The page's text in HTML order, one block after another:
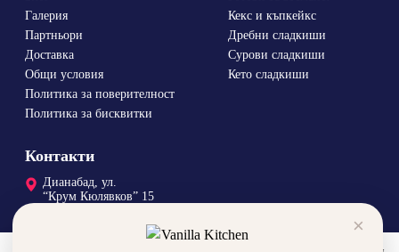
Галерия
Партньори
Доставка
Общи условия
Политика за поверителност
Политика за бисквитки
Кекс и къпкейкс
Дребни сладкиши
Сурови сладкиши
Кето сладкиши
Контакти
Дианабад, ул.
“Крум Кюлявков” 15
×